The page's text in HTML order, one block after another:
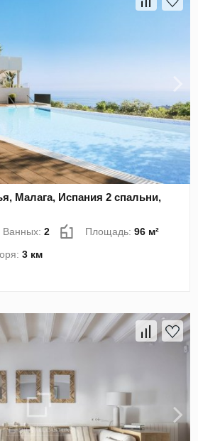
Малага, Испания 2 спальни,
Ванных:2 Площадь:96 м²
3 км